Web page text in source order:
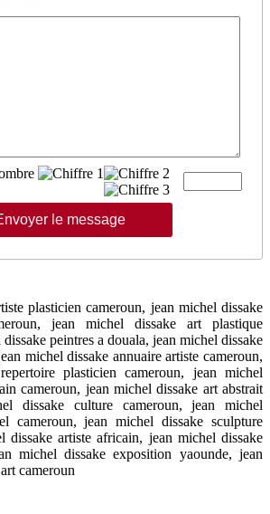
plasticien cameroun, jean michel dissake
jean michel dissake art plastique
peintres a douala, jean michel dissake
michel dissake annuaire artiste cameroun,
plasticien cameroun, jean michel
cameroun, jean michel dissake art abstrait
dissake culture cameroun, jean michel
cameroun, jean michel dissake sculpture
dissake artiste africain, jean michel dissake
michel dissake exposition yaounde, jean
cameroun